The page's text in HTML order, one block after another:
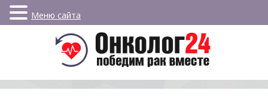
Меню сайта